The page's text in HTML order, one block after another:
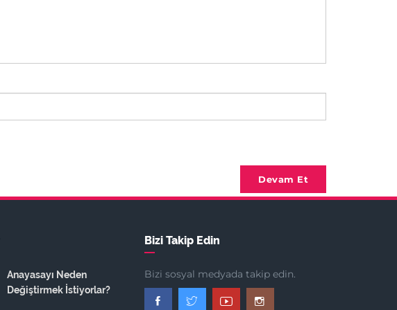
Devam Et
Anayasayı Neden
Değiştirmek İstiyorlar?
Bizi Takip Edin
Bizi sosyal medyada takip edin.